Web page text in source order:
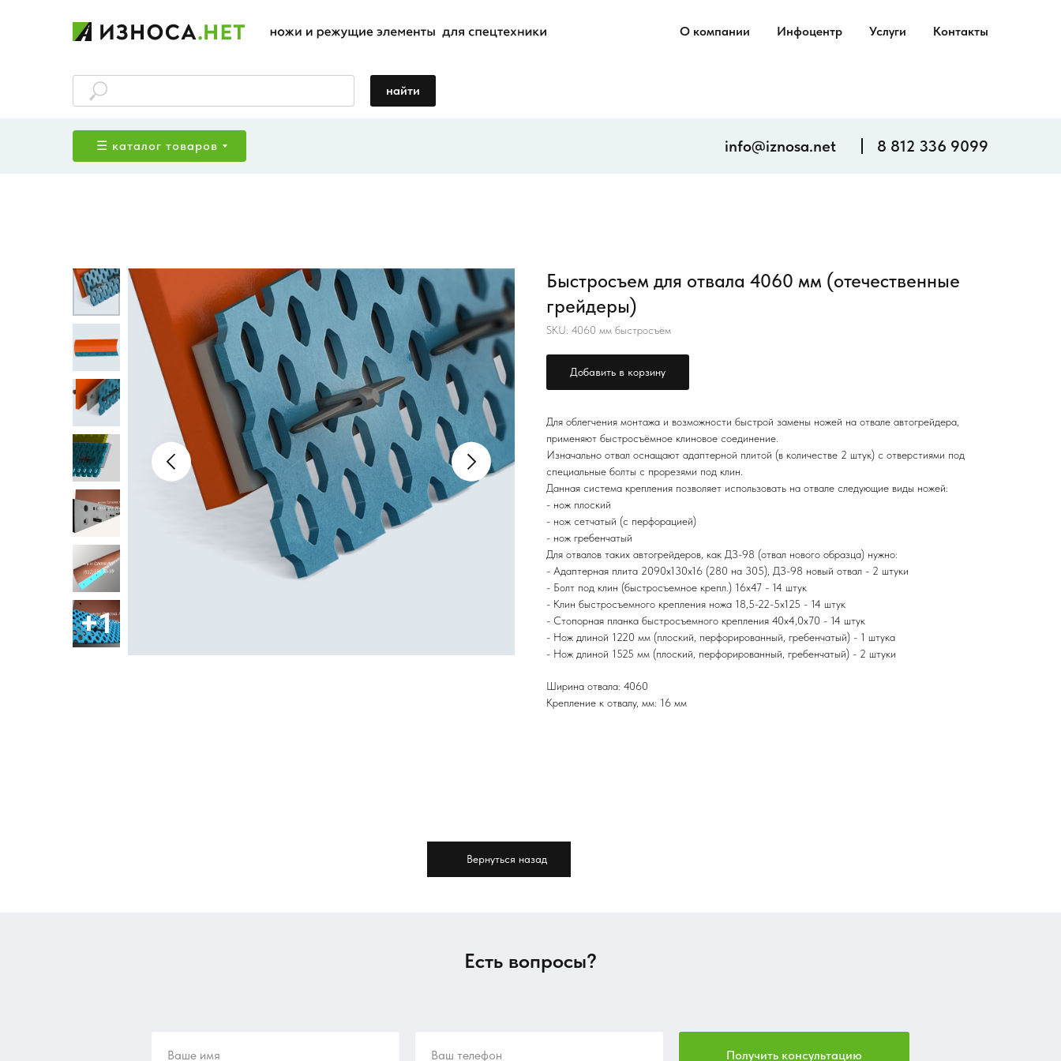
О компании Инфоцентр Услуги Контакты
найти
☰ каталог товаров 8 812 336 9099
info@iznosa.net
Быстросъем для отвала 4060 мм (отечественные
грейдеры)
SKU: 4060 мм быстросъём
Добавить в корзину
Для облегчения монтажа и возможности быстрой замены ножей на отвале автогрейдера,
применяют быстросъёмное клиновое соединение.
Изначально отвал оснащают адаптерной плитой (в количестве 2 штук) с отверстиями под
специальные болты с прорезями под клин.
Данная система крепления позволяет использовать на отвале следующие виды ножей:
- нож плоский
- нож сетчатый (с перфорацией)
- нож гребенчатый
Для отвалов таких автогрейдеров, как ДЗ-98 (отвал нового образца) нужно:
- Адаптерная плита 2090х130х16 (280 на 305), ДЗ-98 новый отвал - 2 штуки
- Болт под клин (быстросъемное крепл.) 16х47 - 14 штук
- Клин быстросъемного крепления ножа 18,5-22-5х125 - 14 штук
- Стопорная планка быстросъемного крепления 40х4,0х70 - 14 штук
- Нож длиной 1220 мм (плоский, перфорированный, гребенчатый) - 1 штука
- Нож длиной 1525 мм (плоский, перфорированный, гребенчатый) - 2 штуки
Ширина отвала: 4060
Крепление к отвалу, мм: 16 мм
Вернуться назад
Есть вопросы?
Получить консультацию